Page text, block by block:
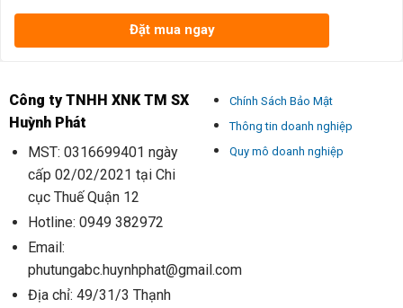
Đặt mua ngay
Công ty TNHH XNK TM SX
Huỳnh Phát
MST: 0316699401 ngày
cấp 02/02/2021 tại Chi
cục Thuế Quận 12
Hotline: 0949 382972
Email:
phutungabc.huynhphat@gmail.com
Địa chỉ: 49/31/3 Thạnh
Chính Sách Bảo Mật
Thông tin doanh nghiệp
Quy mô doanh nghiệp